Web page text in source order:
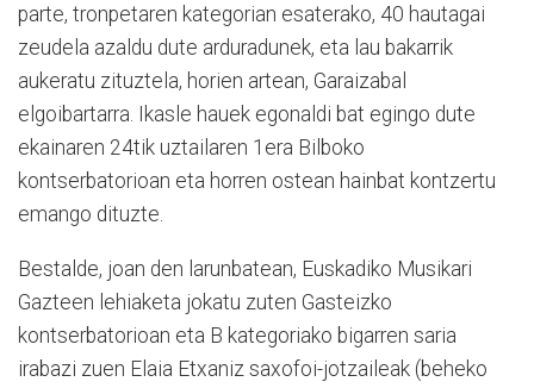
parte, tronpetaren kategorian esaterako, 40 hautagai
zeudela azaldu dute arduradunek, eta lau bakarrik
aukeratu zituztela, horien artean, Garaizabal
elgoibartarra. Ikasle hauek egonaldi bat egingo dute
ekainaren 24tik uztailaren 1era Bilboko
kontserbatorioan eta horren ostean hainbat kontzertu
emango dituzte.
Bestalde, joan den larunbatean, Euskadiko Musikari
Gazteen lehiaketa jokatu zuten Gasteizko
kontserbatorioan eta B kategoriako bigarren saria
irabazi zuen Elaia Etxaniz saxofoi-jotzaileak (beheko